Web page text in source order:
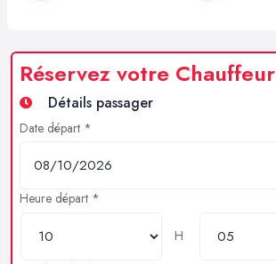
Réservez votre Chauffeur
Détails passager
Date départ *
Heure départ *
H